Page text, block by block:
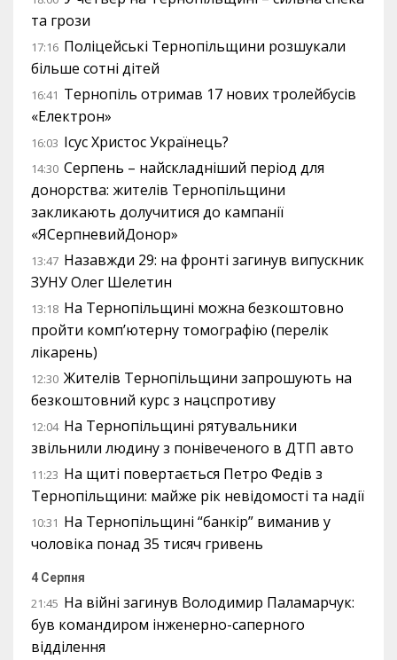
та грози
17:16 Поліцейські Тернопільщини розшукали
більше сотні дітей
16:41 Тернопіль отримав 17 нових тролейбусів
«Електрон»
16:03 Ісус Христос Українець?
14:30 Серпень – найскладніший період для
донорства: жителів Тернопільщини
закликають долучитися до кампанії
«ЯСерпневийДонор»
13:47 Назавжди 29: на фронті загинув випускник
ЗУНУ Олег Шелетин
13:18 На Тернопільщині можна безкоштовно
пройти комп’ютерну томографію (перелік
лікарень)
12:30 Жителів Тернопільщини запрошують на
безкоштовний курс з нацспротиву
12:04 На Тернопільщині рятувальники
звільнили людину з понівеченого в ДТП авто
11:23 На щиті повертається Петро Федів з
Тернопільщини: майже рік невідомості та надії
10:31 На Тернопільщині “банкір” виманив у
чоловіка понад 35 тисяч гривень
4 Серпня
21:45 На війні загинув Володимир Паламарчук:
був командиром інженерно-саперного
відділення